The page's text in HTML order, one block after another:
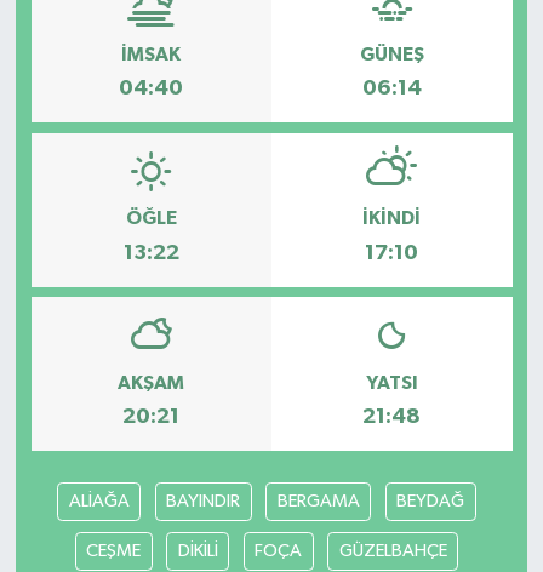
İMSAK
04:40
GÜNEŞ
06:14
ÖĞLE
13:22
İKINDI
17:10
AKŞAM
20:21
YATSI
21:48
ALİAĞA BAYINDIR BERGAMA BEYDAĞ
CEŞME DİKİLİ FOÇA GÜZELBAHÇE